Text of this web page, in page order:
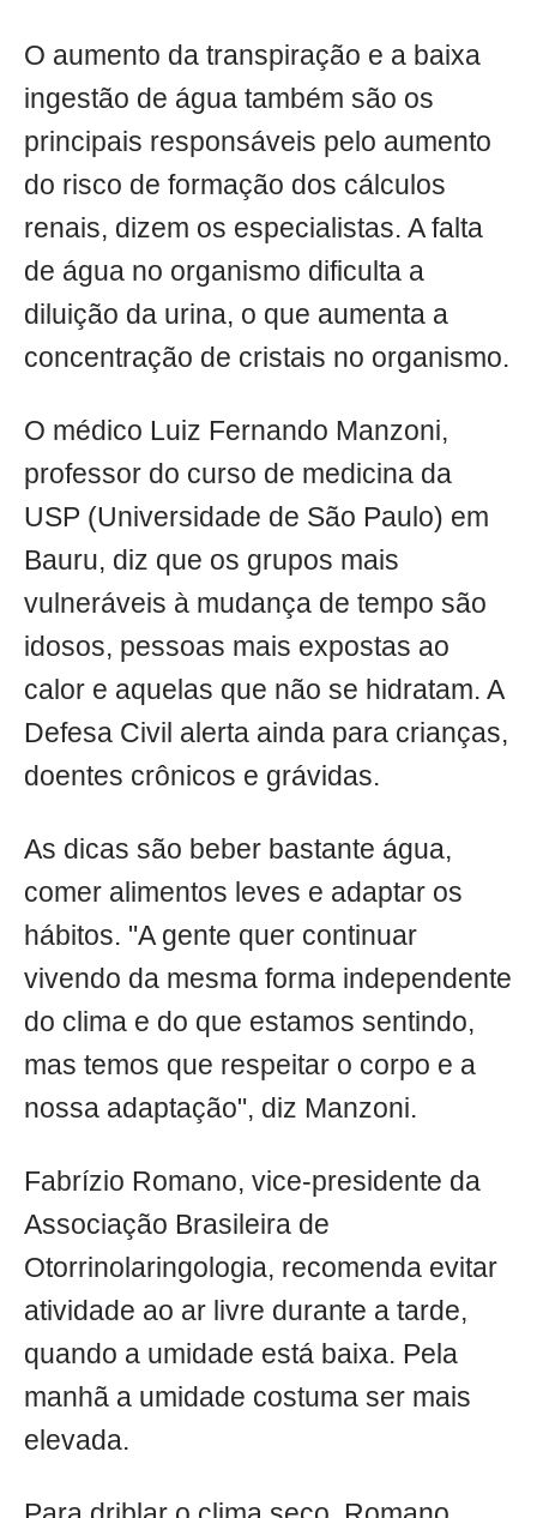
O aumento da transpiração e a baixa
ingestão de água também são os
principais responsáveis pelo aumento
do risco de formação dos cálculos
renais, dizem os especialistas. A falta
de água no organismo dificulta a
diluição da urina, o que aumenta a
concentração de cristais no organismo.
O médico Luiz Fernando Manzoni,
professor do curso de medicina da
USP (Universidade de São Paulo) em
Bauru, diz que os grupos mais
vulneráveis à mudança de tempo são
idosos, pessoas mais expostas ao
calor e aquelas que não se hidratam. A
Defesa Civil alerta ainda para crianças,
doentes crônicos e grávidas.
As dicas são beber bastante água,
comer alimentos leves e adaptar os
hábitos. "A gente quer continuar
vivendo da mesma forma independente
do clima e do que estamos sentindo,
mas temos que respeitar o corpo e a
nossa adaptação", diz Manzoni.
Fabrízio Romano, vice-presidente da
Associação Brasileira de
Otorrinolaringologia, recomenda evitar
atividade ao ar livre durante a tarde,
quando a umidade está baixa. Pela
manhã a umidade costuma ser mais
elevada.